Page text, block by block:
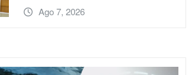
Ago 7, 2026